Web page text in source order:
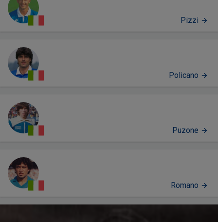
Pizzi
Policano
Puzone
Romano